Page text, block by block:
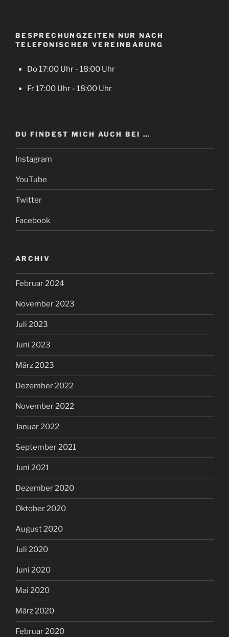
BESPRECHUNGZEITEN NUR NACH
TELEFONISCHER VEREINBARUNG
Do 17:00 Uhr - 18:00 Uhr
Fr 17:00 Uhr - 18:00 Uhr
DU FINDEST MICH AUCH BEI …
Instagram
YouTube
Twitter
Facebook
ARCHIV
Februar 2024
November 2023
Juli 2023
Juni 2023
März 2023
Dezember 2022
November 2022
Januar 2022
September 2021
Juni 2021
Dezember 2020
Oktober 2020
August 2020
Juli 2020
Juni 2020
Mai 2020
März 2020
Februar 2020